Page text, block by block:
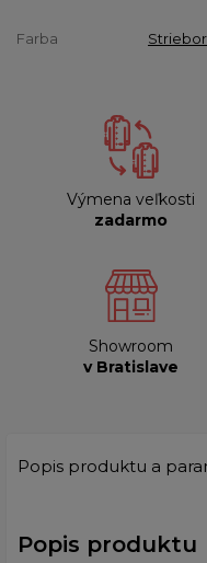
Farba
Výmena veľkosti
zadarmo
Showroom
v Bratislave
Popis produktu a
Popis produktu